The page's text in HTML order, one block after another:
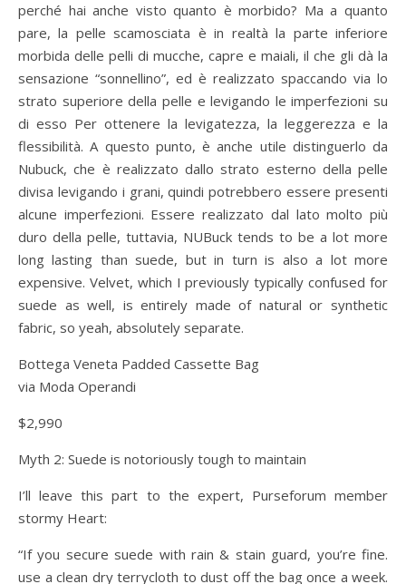
perché hai anche visto quanto è morbido? Ma a quanto
pare, la pelle scamosciata è in realtà la parte inferiore
morbida delle pelli di mucche, capre e maiali, il che gli dà la
sensazione “sonnellino”, ed è realizzato spaccando via lo
strato superiore della pelle e levigando le imperfezioni su
di esso Per ottenere la levigatezza, la leggerezza e la
flessibilità. A questo punto, è anche utile distinguerlo da
Nubuck, che è realizzato dallo strato esterno della pelle
divisa levigando i grani, quindi potrebbero essere presenti
alcune imperfezioni. Essere realizzato dal lato molto più
duro della pelle, tuttavia, NUBuck tends to be a lot more
long lasting than suede, but in turn is also a lot more
expensive. Velvet, which I previously typically confused for
suede as well, is entirely made of natural or synthetic
fabric, so yeah, absolutely separate.
Bottega Veneta Padded Cassette Bag
via Moda Operandi
$2,990
Myth 2: Suede is notoriously tough to maintain
I’ll leave this part to the expert, Purseforum member
stormy Heart:
“If you secure suede with rain & stain guard, you’re fine.
use a clean dry terrycloth to dust off the bag once a week.